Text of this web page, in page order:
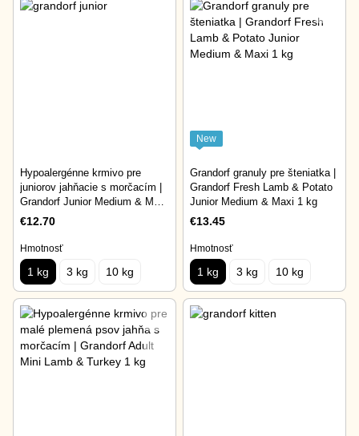
Hypoalergénne krmivo pre
juniorov jahňacie s morčacím |
Grandorf Junior Medium & Maxi
Lamb & Turkey 1 kg
€12.70
Hmotnosť
1 kg 3 kg 10 kg
New
Grandorf granuly pre šteniatka |
Grandorf Fresh Lamb & Potato
Junior Medium & Maxi 1 kg
€13.45
Hmotnosť
1 kg 3 kg 10 kg